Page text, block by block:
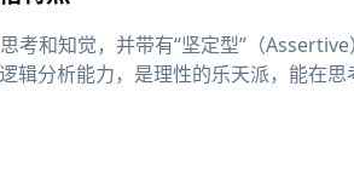
和知觉，并带有“坚定型”（
分析能力，是理性的乐天派，能在